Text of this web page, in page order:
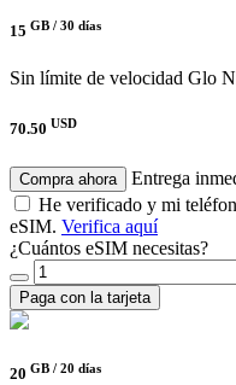
15 GB / 30 días
Sin límite de velocidad Glo
70.50 USD
Compra ahora
Entrega
He verificado y mi
eSIM. Verifica aquí
¿Cuántos eSIM necesitas?
Paga con la tarjeta
20 GB / 20 días